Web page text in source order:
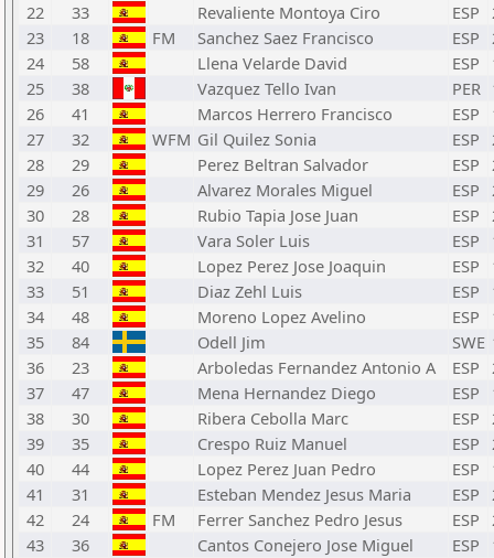
22
33 Revaliente Montoya Ciro ESP
23
18 FM Sanchez Saez Francisco ESP
24
58 Llena Velarde David ESP
25
38 Vazquez Tello Ivan PER
26
41 Marcos Herrero Francisco ESP
27
32 WFM Gil Quilez Sonia ESP
28
29 Perez Beltran Salvador ESP
29
26 Alvarez Morales Miguel ESP
30
28 Rubio Tapia Jose Juan ESP
31
57 Vara Soler Luis ESP
32
40 Lopez Perez Jose Joaquin ESP
33
51 Diaz Zehl Luis ESP
34
48 Moreno Lopez Avelino ESP
35
84 Odell Jim SWE
36
23 Arboledas Fernandez Antonio A ESP
37
47 Mena Hernandez Diego ESP
38
30 Ribera Cebolla Marc ESP
39
35 Crespo Ruiz Manuel ESP
40
44 Lopez Perez Juan Pedro ESP
41
31 Esteban Mendez Jesus Maria ESP
42
24 FM Ferrer Sanchez Pedro Jesus ESP
43
36 Cantos Conejero Jose Miguel ESP